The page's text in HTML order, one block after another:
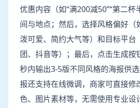
优惠内容（如“满200减50”“第二杯
间与地点；然后，选择风格偏好（
泼可爱、简约大气等）和目标平台
团、抖音等）；最后，点击生成按
秒内输出3-5版不同风格的海报供
报还支持在线微调，商家可直接修
色、图片素材等，无需使用专业设